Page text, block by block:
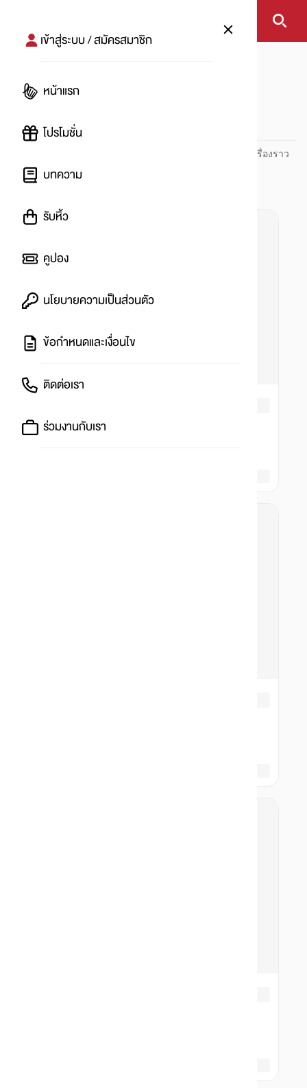
เข้าสู่ระบบ / สมัครสมาชิก
หน้าแรก
โปรโมชั่น
บทความ
รับหิ้ว
คูปอง
นโยบายความเป็นส่วนตัว
ข้อกำหนดและเงื่อนไข
ติดต่อเรา
ร่วมงานกับเรา
#
ปันโปร PUNPRO ที่ 1 ด้านโปรโมชัน อัปเดตและติดตามทุกเรื่องราว
โปรโมชัน